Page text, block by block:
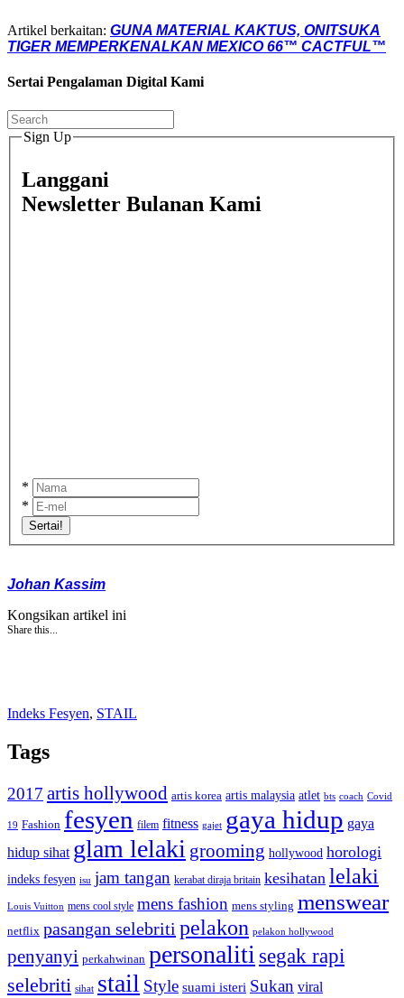
Artikel berkaitan: GUNA MATERIAL KAKTUS, ONITSUKA
TIGER MEMPERKENALKAN MEXICO 66™ CACTFUL™
Sertai Pengalaman Digital Kami
Sign Up
Langgani
Newsletter Bulanan Kami
*
*
Sertai!
Johan Kassim
Kongsikan artikel ini
Share this...
Indeks Fesyen, STAIL
Tags
2017 artis hollywood artis korea artis malaysia atlet bts coach Covid
19 Fashion fesyen filem fitness gajet gaya hidup gaya
hidup sihat glam lelaki grooming hollywood horologi
indeks fesyen isu jam tangan kerabat diraja britain kesihatan lelaki
Louis Vuitton mens cool style mens fashion mens styling menswear
netflix pasangan selebriti pelakon pelakon hollywood
penyanyi perkahwinan personaliti segak rapi
selebriti sihat stail Style suami isteri Sukan viral